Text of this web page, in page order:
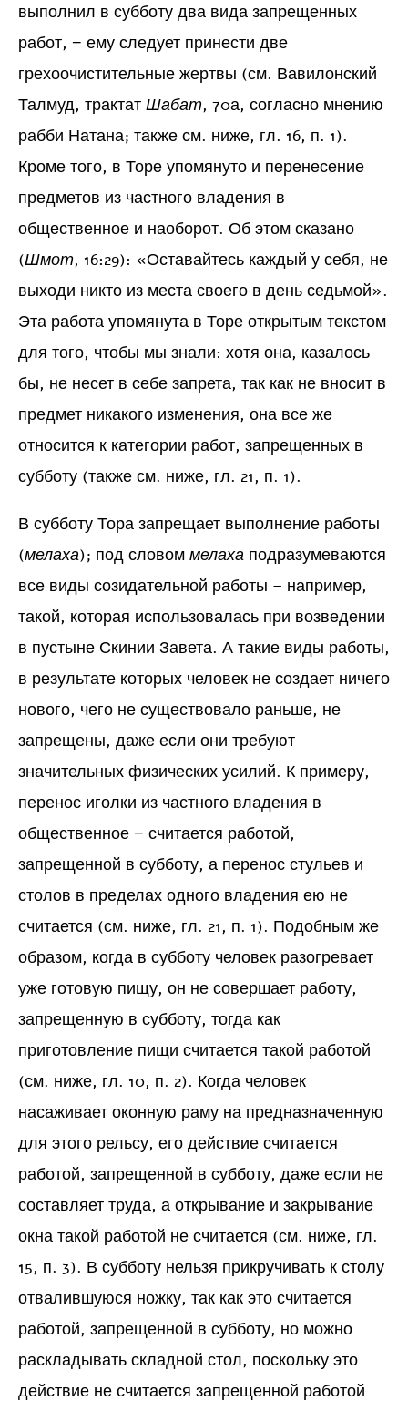
выполнил в субботу два вида запрещенных
работ, − ему следует принести две
грехоочистительные жертвы (см. Вавилонский
Талмуд, трактат Шабат, 70а, согласно мнению
рабби Натана; также см. ниже, гл. 16, п. 1).
Кроме того, в Торе упомянуто и перенесение
предметов из частного владения в
общественное и наоборот. Об этом сказано
(Шмот, 16:29): «Оставайтесь каждый у себя, не
выходи никто из места своего в день седьмой».
Эта работа упомянута в Торе открытым текстом
для того, чтобы мы знали: хотя она, казалось
бы, не несет в себе запрета, так как не вносит в
предмет никакого изменения, она все же
относится к категории работ, запрещенных в
субботу (также см. ниже, гл. 21, п. 1).
В субботу Тора запрещает выполнение работы
(мелаха); под словом мелаха подразумеваются
все виды созидательной работы – например,
такой, которая использовалась при возведении
в пустыне Скинии Завета. А такие виды работы,
в результате которых человек не создает ничего
нового, чего не существовало раньше, не
запрещены, даже если они требуют
значительных физических усилий. К примеру,
перенос иголки из частного владения в
общественное − считается работой,
запрещенной в субботу, а перенос стульев и
столов в пределах одного владения ею не
считается (см. ниже, гл. 21, п. 1). Подобным же
образом, когда в субботу человек разогревает
уже готовую пищу, он не совершает работу,
запрещенную в субботу, тогда как
приготовление пищи считается такой работой
(см. ниже, гл. 10, п. 2). Когда человек
насаживает оконную раму на предназначенную
для этого рельсу, его действие считается
работой, запрещенной в субботу, даже если не
составляет труда, а открывание и закрывание
окна такой работой не считается (см. ниже, гл.
15, п. 3). В субботу нельзя прикручивать к столу
отвалившуюся ножку, так как это считается
работой, запрещенной в субботу, но можно
раскладывать складной стол, поскольку это
действие не считается запрещенной работой